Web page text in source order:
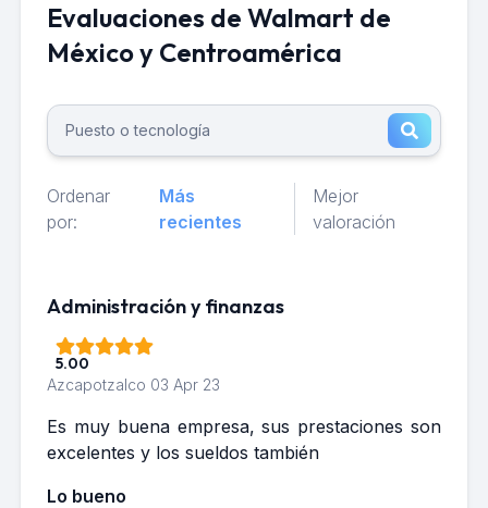
Evaluaciones de Walmart de
México y Centroamérica
Ordenar
por:
Más
recientes
Mejor
valoración
Administración y finanzas
5.00
Azcapotzalco 03 Apr 23
Es muy buena empresa, sus prestaciones son
excelentes y los sueldos también
Lo bueno